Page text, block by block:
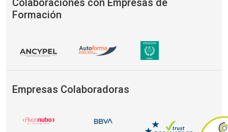
Colaboraciones con Empresas de
Formación
Empresas Colaboradoras